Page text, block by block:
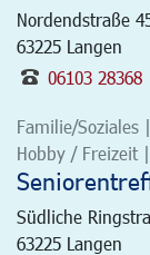
Nordendstraße
63225 Langen
06103 28368
Familie/Soziales
Hobby / Freizeit
Südliche
63225 Langen